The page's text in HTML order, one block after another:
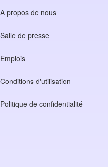
A propos de nous
Salle de presse
Emplois
Conditions d'utilisation
Politique de confidentialité